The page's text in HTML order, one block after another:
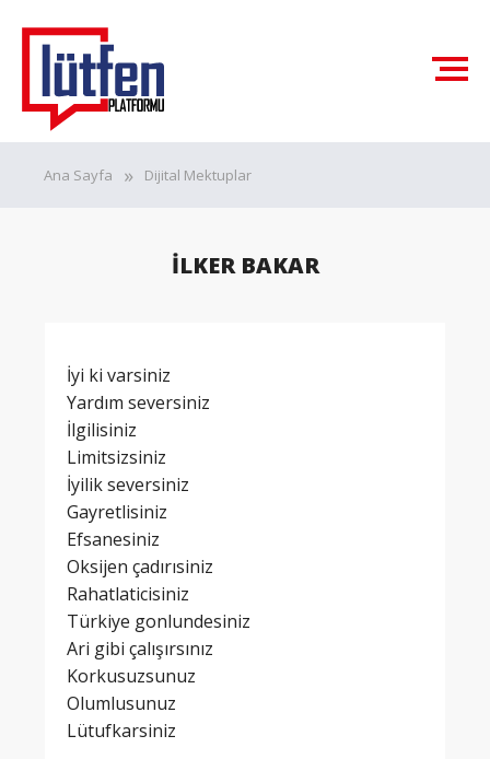
Ana Sayfa Dijital Mektuplar
İLKER BAKAR
İyi ki varsiniz
Yardım seversiniz
İlgilisiniz
Limitsizsiniz
İyilik seversiniz
Gayretlisiniz
Efsanesiniz
Oksijen çadırısiniz
Rahatlaticisiniz
Türkiye gonlundesiniz
Ari gibi çalışırsınız
Korkusuzsunuz
Olumlusunuz
Lütufkarsiniz